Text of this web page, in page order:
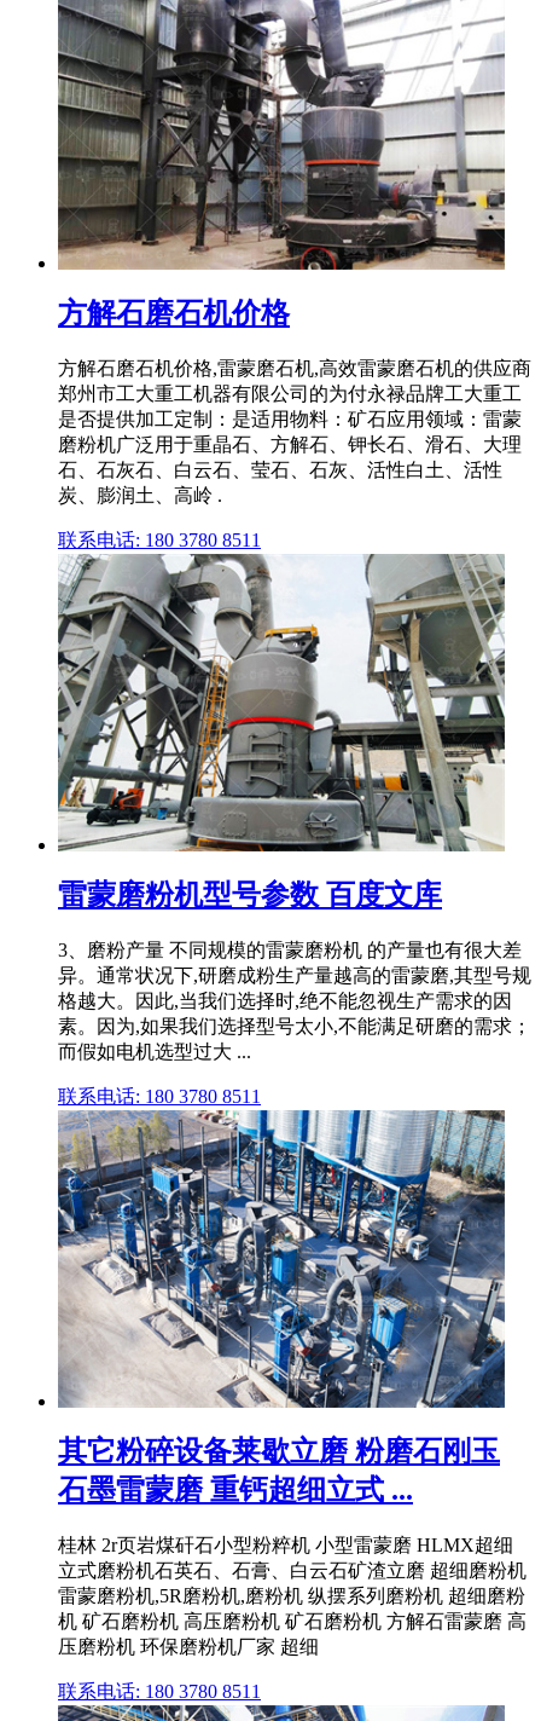
方解石磨石机价格
方解石磨石机价格,雷蒙磨石机,高效雷蒙磨石机的供应商
郑州市工大重工机器有限公司的为付永禄品牌工大重工
是否提供加工定制：是适用物料：矿石应用领域：雷蒙
磨粉机广泛用于重晶石、方解石、钾长石、滑石、大理
石、石灰石、白云石、莹石、石灰、活性白土、活性
炭、膨润土、高岭 .
联系电话: 180 3780 8511
雷蒙磨粉机型号参数 百度文库
3、磨粉产量 不同规模的雷蒙磨粉机 的产量也有很大差
异。通常状况下,研磨成粉生产量越高的雷蒙磨,其型号规
格越大。因此,当我们选择时,绝不能忽视生产需求的因
素。因为,如果我们选择型号太小,不能满足研磨的需求；
而假如电机选型过大 ...
联系电话: 180 3780 8511
其它粉碎设备莱歇立磨 粉磨石刚玉
石墨雷蒙磨 重钙超细立式 ...
桂林 2r页岩煤矸石小型粉粹机 小型雷蒙磨 HLMX超细
立式磨粉机石英石、石膏、白云石矿渣立磨 超细磨粉机
雷蒙磨粉机,5R磨粉机,磨粉机 纵摆系列磨粉机 超细磨粉
机 矿石磨粉机 高压磨粉机 矿石磨粉机 方解石雷蒙磨 高
压磨粉机 环保磨粉机厂家 超细
联系电话: 180 3780 8511